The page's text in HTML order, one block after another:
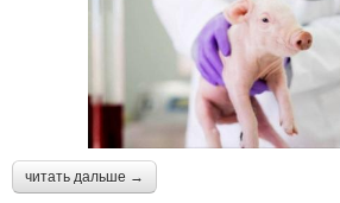
читать дальше →